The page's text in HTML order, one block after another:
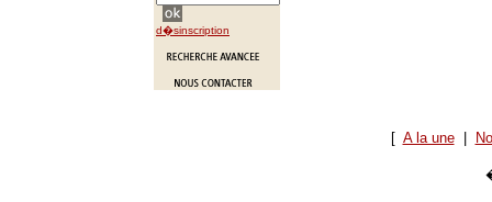
d�sinscription
[ A la une|